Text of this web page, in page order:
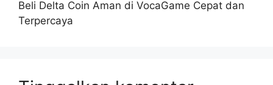
Beli Delta Coin Aman di VocaGame Cepat dan
Terpercaya